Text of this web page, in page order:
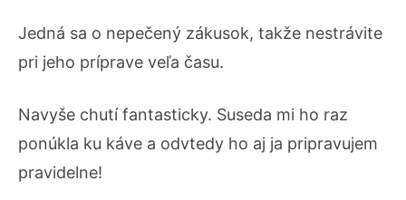
Jedná sa o nepečený zákusok, takže nestrávite
pri jeho príprave veľa času.
Navyše chutí fantasticky. Suseda mi ho raz
ponúkla ku káve a odvtedy ho aj ja pripravujem
pravidelne!